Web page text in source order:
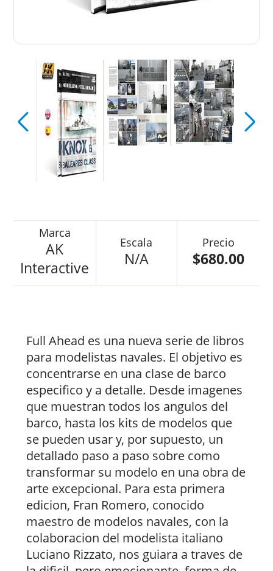
AK
Interactive
N/A $680.00
Full Ahead es una nueva serie de libros
para modelistas navales. El objetivo es
concentrarse en una clase de barco
especifico y a detalle. Desde imagenes
que muestran todos los angulos del
barco, hasta los kits de modelos que
se pueden usar y, por supuesto, un
detallado paso a paso sobre como
transformar su modelo en una obra de
arte excepcional. Para esta primera
edicion, Fran Romero, conocido
maestro de modelos navales, con la
colaboracion del modelista italiano
Luciano Rizzato, nos guiara a traves de